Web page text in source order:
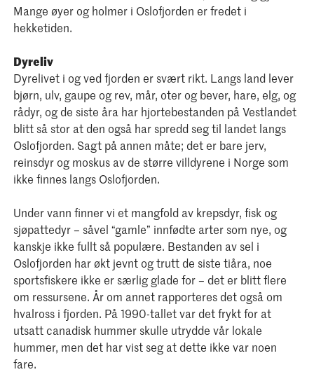
Mange øyer og holmer i Oslofjorden er fredet i
hekketiden.
Dyreliv
Dyrelivet i og ved fjorden er svært rikt. Langs land lever
bjørn, ulv, gaupe og rev, mår, oter og bever, hare, elg, og
rådyr, og de siste åra har hjortebestanden på Vestlandet
blitt så stor at den også har spredd seg til landet langs
Oslofjorden. Sagt på annen måte; det er bare jerv,
reinsdyr og moskus av de større villdyrene i Norge som
ikke finnes langs Oslofjorden.
Under vann finner vi et mangfold av krepsdyr, fisk og
sjøpattedyr – såvel “gamle” innfødte arter som nye, og
kanskje ikke fullt så populære. Bestanden av sel i
Oslofjorden har økt jevnt og trutt de siste tiåra, noe
sportsfiskere ikke er særlig glade for – det er blitt flere
om ressursene. År om annet rapporteres det også om
hvalross i fjorden. På 1990-tallet var det frykt for at
utsatt canadisk hummer skulle utrydde vår lokale
hummer, men det har vist seg at dette ikke var noen
fare.